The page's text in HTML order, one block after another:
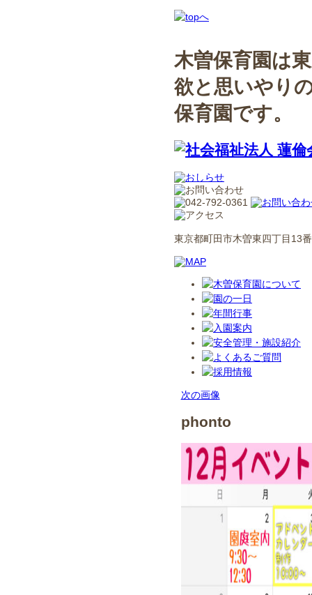
木曽保育園は
欲と思いやり
保育園です。
東京都町田市木曽東四丁目13
次の画像
phonto